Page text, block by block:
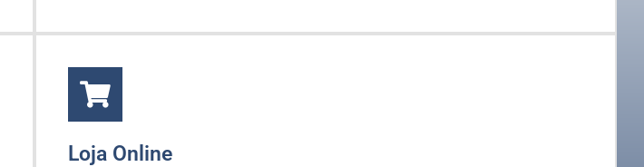
Loja Online